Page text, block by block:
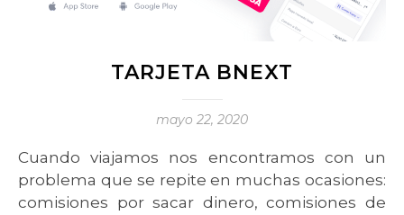
TARJETA BNEXT
mayo 22, 2020
Cuando viajamos nos encontramos con un
problema que se repite en muchas ocasiones:
comisiones por sacar dinero, comisiones de